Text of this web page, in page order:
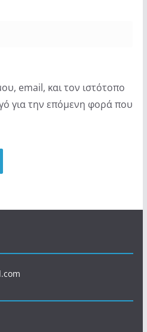
email, και τον ιστότοπο
για την επόμενη φορά που